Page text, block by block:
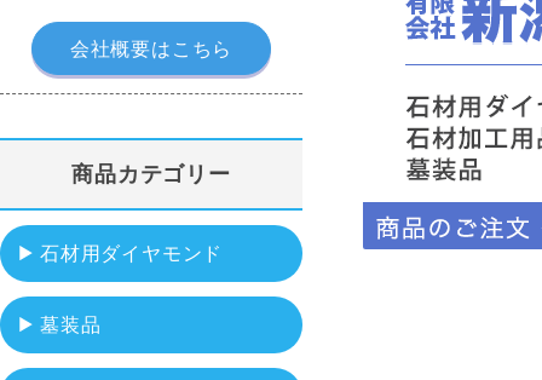
会社概要はこちら
商品カテゴリー
石材用ダイヤモンド
墓装品